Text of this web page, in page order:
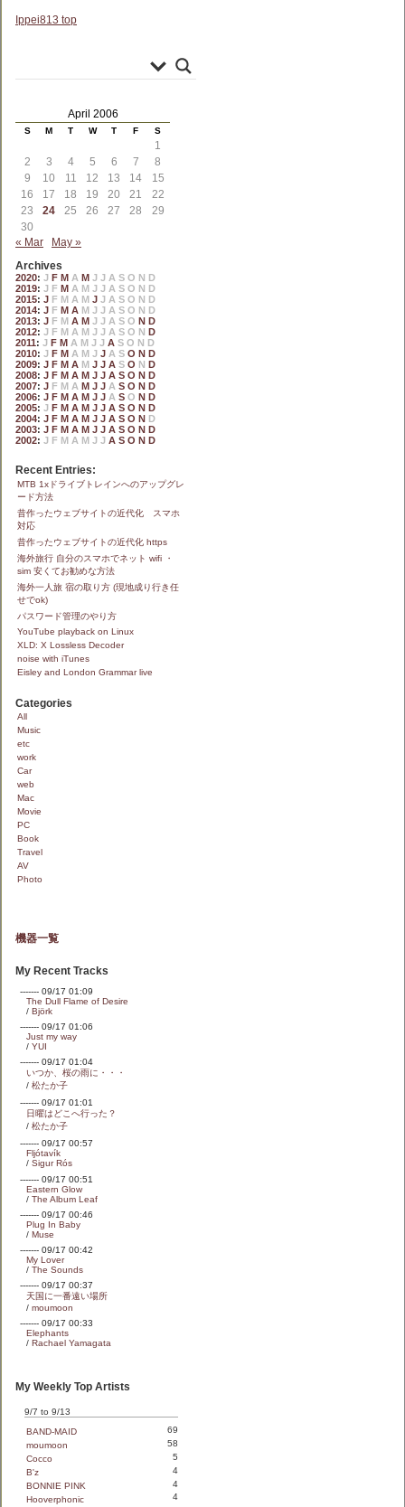
Ippei813 top
April 2006
S M T W T F S
1
2
3 4 5 6 7
8
9
10 11 12 13 14
15
16
17 18 19 20 21
22
23
24 25 26 27 28
29
30
« Mar
May »
Archives
2020: J F M A M J J A S O N D
2019: J F M A M J J A S O N D
2015: J F M A M J J A S O N D
2014: J F M A M J J A S O N D
2013: J F M A M J J A S O N D
2012: J F M A M J J A S O N D
2011: J F M A M J J A S O N D
2010: J F M A M J J A S O N D
2009: J F M A M J J A S O N D
2008: J F M A M J J A S O N D
2007: J F M A M J J A S O N D
2006: J F M A M J J A S O N D
2005: J F M A M J J A S O N D
2004: J F M A M J J A S O N D
2003: J F M A M J J A S O N D
2002: J F M A M J J A S O N D
Recent Entries:
MTB 1xドライブトレインへのアップグレ
ード方法
昔作ったウェブサイトの近代化 スマホ
対応
昔作ったウェブサイトの近代化 https
海外旅行 自分のスマホでネット wifi ・
sim 安くてお勧めな方法
海外一人旅 宿の取り方 (現地成り行き任
せでok)
パスワード管理のやり方
YouTube playback on Linux
XLD: X Lossless Decoder
noise with iTunes
Eisley and London Grammar live
Categories
All
Music
etc
work
Car
web
Mac
Movie
PC
Book
Travel
AV
Photo
機器一覧
My Recent Tracks
------- 09/17 01:09
The Dull Flame of Desire
/ Björk
------- 09/17 01:06
Just my way
/ YUI
------- 09/17 01:04
いつか、桜の雨に・・・
/ 松たか子
------- 09/17 01:01
日曜はどこへ行った？
/ 松たか子
------- 09/17 00:57
Fljótavík
/ Sigur Rós
------- 09/17 00:51
Eastern Glow
/ The Album Leaf
------- 09/17 00:46
Plug In Baby
/ Muse
------- 09/17 00:42
My Lover
/ The Sounds
------- 09/17 00:37
天国に一番遠い場所
/ moumoon
------- 09/17 00:33
Elephants
/ Rachael Yamagata
My Weekly Top Artists
9/7 to 9/13
BAND-MAID
69
moumoon
58
Cocco
5
B'z
4
BONNIE PINK
4
Hooverphonic
4